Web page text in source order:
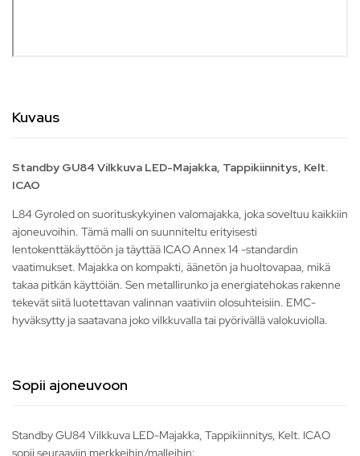
Kuvaus
Standby GU84 Vilkkuva LED-Majakka, Tappikiinnitys, Kelt.
ICAO
L84 Gyroled on suorituskykyinen valomajakka, joka soveltuu kaikkiin
ajoneuvoihin. Tämä malli on suunniteltu erityisesti
lentokenttäkäyttöön ja täyttää ICAO Annex 14 -standardin
vaatimukset. Majakka on kompakti, äänetön ja huoltovapaa, mikä
takaa pitkän käyttöiän. Sen metallirunko ja energiatehokas rakenne
tekevät siitä luotettavan valinnan vaativiin olosuhteisiin. EMC-
hyväksytty ja saatavana joko vilkkuvalla tai pyörivällä valokuviolla.
Sopii ajoneuvoon
Standby GU84 Vilkkuva LED-Majakka, Tappikiinnitys, Kelt. ICAO
sopii seuraaviin merkkeihin/malleihin: